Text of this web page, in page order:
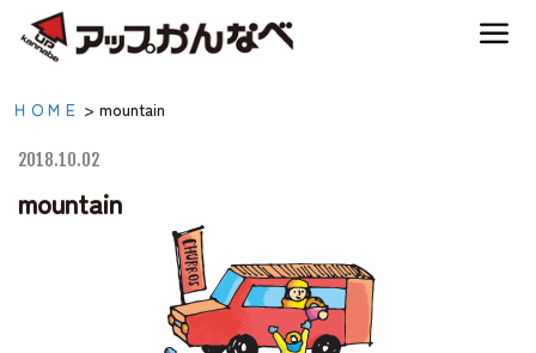
mountain|【公式】アップ
かんなべ｜兵庫県豊岡
市・関西 アウトドア・
キャンプ場・熱気球・高
原アクティビティ
夏のスキー場も「かなり遊べる」！
神鍋高原アクティビティ
ＨＯＭＥ > mountain
2018.10.02
mountain